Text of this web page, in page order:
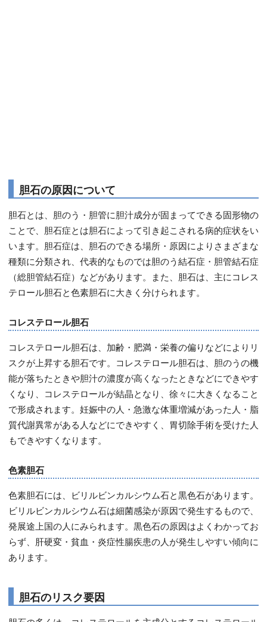
胆石の原因について
胆石とは、胆のう・胆管に胆汁成分が固まってできる固形物の
ことで、胆石症とは胆石によって引き起こされる病的症状をい
います。胆石症は、胆石のできる場所・原因によりさまざまな
種類に分類され、代表的なものでは胆のう結石症・胆管結石症
（総胆管結石症）などがあります。また、胆石は、主にコレス
テロール胆石と色素胆石に大きく分けられます。
コレステロール胆石
コレステロール胆石は、加齢・肥満・栄養の偏りなどによりリ
スクが上昇する胆石です。コレステロール胆石は、胆のうの機
能が落ちたときや胆汁の濃度が高くなったときなどにできやす
くなり、コレステロールが結晶となり、徐々に大きくなること
で形成されます。妊娠中の人・急激な体重増減があった人・脂
質代謝異常がある人などにできやすく、胃切除手術を受けた人
もできやすくなります。
色素胆石
色素胆石には、ビリルビンカルシウム石と黒色石があります。
ビリルビンカルシウム石は細菌感染が原因で発生するもので、
発展途上国の人にみられます。黒色石の原因はよくわかってお
らず、肝硬変・貧血・炎症性腸疾患の人が発生しやすい傾向に
あります。
胆石のリスク要因